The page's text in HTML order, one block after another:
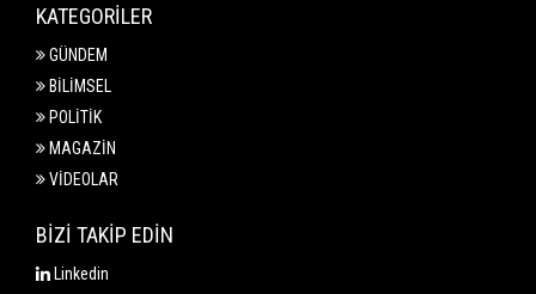
KATEGORİLER
GÜNDEM
BİLİMSEL
POLİTİK
MAGAZİN
VİDEOLAR
BİZİ TAKİP EDİN
Linkedin